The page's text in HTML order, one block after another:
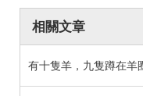
相關文章